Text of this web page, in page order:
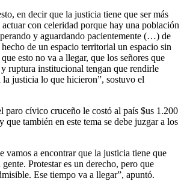
en decir que la justicia tiene que ser más
con celeridad porque hay una población
y aguardando pacientemente (…) de
de un espacio territorial un espacio sin
esto no va a llegar, que los señores que
ruptura institucional tengan que rendirle
justicia lo que hicieron”, sostuvo el
paro cívico cruceño le costó al país $us 1.200
que también en este tema se debe juzgar a los
vamos a encontrar que la justicia tiene que
gente. Protestar es un derecho, pero que
Ese tiempo va a llegar”, apuntó.